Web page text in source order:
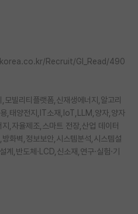
Recruit/GI_Read/490
빌리티플랫폼,신재생에너지,알고리
,태양전지,IT소재,IoT,LLM,양자,양자
,자율제조,스마트 전장,산업 데이터
화벽,정보보안,시스템분석,시스템설
,반도체·LCD,신소재,연구·실험·기